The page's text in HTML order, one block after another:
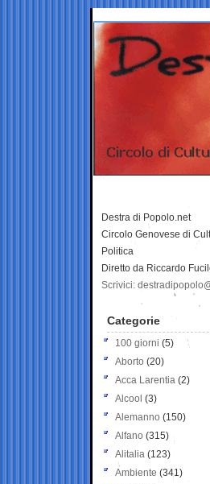
Destra di Popolo.net
Circolo Genovese di
Politica
Diretto da Riccardo
Scrivici:
Categorie
100 giorni (5)
Aborto (20)
Acca Larentia (2)
Alcool (3)
Alemanno (150)
Alfano (315)
Alitalia (123)
Ambiente (341)